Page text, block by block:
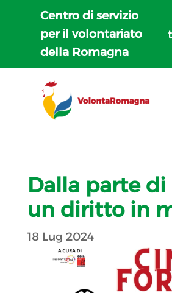
Centro di servizio
per il volontariato
della Romagna
Dalla parte
un diritto in
18 Lug 2024